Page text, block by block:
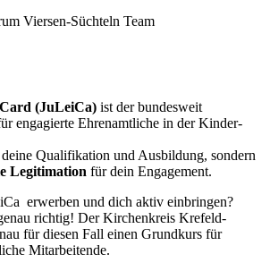
(JuLeiCa) ist der bundesweit
engagierte Ehrenamtliche in der Kinder-
Qualifikation und Ausbildung, sondern
Legitimation für dein Engagement.
erwerben und dich aktiv einbringen?
richtig! Der Kirchenkreis Krefeld-
für diesen Fall einen Grundkurs für
Mitarbeitende.